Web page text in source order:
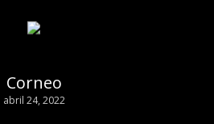
Corneo
abril 24, 2022